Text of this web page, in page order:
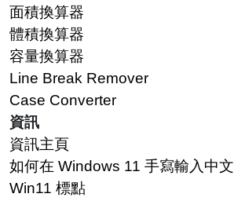
面積換算器
體積換算器
容量換算器
Line Break Remover
Case Converter
資訊
資訊主頁
如何在 Windows 11 手寫輸入中文
Win11 標點